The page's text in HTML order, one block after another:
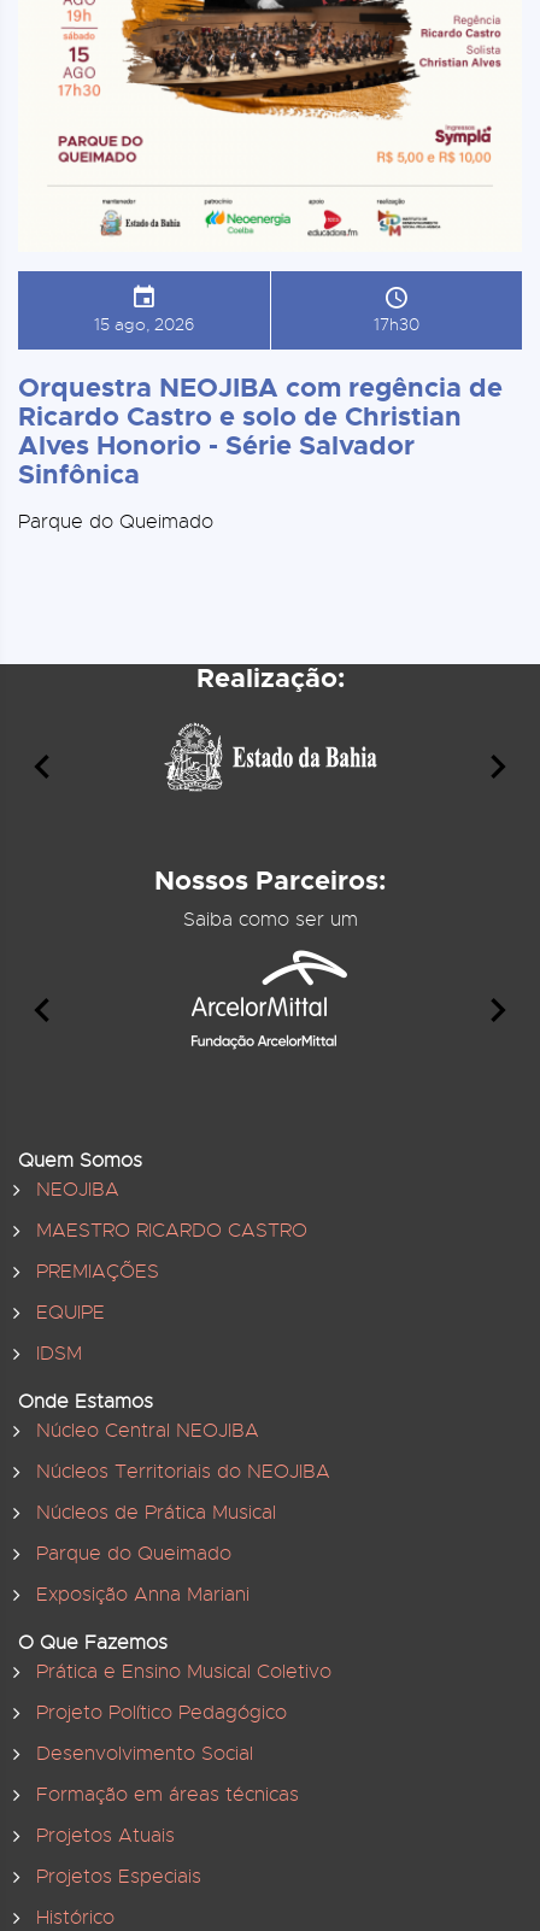
15 ago, 2026 17h30
Orquestra NEOJIBA com regência de
Ricardo Castro e solo de Christian
Alves Honorio - Série Salvador
Sinfônica
Parque do Queimado
Realização:
Nossos Parceiros:
Saiba como ser um
Quem Somos
NEOJIBA
MAESTRO RICARDO CASTRO
PREMIAÇÕES
EQUIPE
IDSM
Onde Estamos
Núcleo Central NEOJIBA
Núcleos Territoriais do NEOJIBA
Núcleos de Prática Musical
Parque do Queimado
Exposição Anna Mariani
O Que Fazemos
Prática e Ensino Musical Coletivo
Projeto Político Pedagógico
Desenvolvimento Social
Formação em áreas técnicas
Projetos Atuais
Projetos Especiais
Histórico